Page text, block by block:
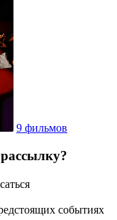
9 фильмов
событиях